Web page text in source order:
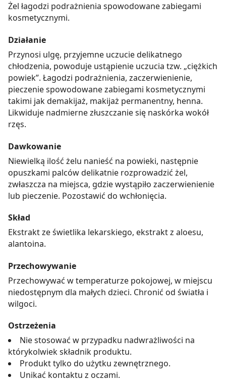
Żel łagodzi podrażnienia spowodowane zabiegami
kosmetycznymi.
Działanie
Przynosi ulgę, przyjemne uczucie delikatnego
chłodzenia, powoduje ustąpienie uczucia tzw. „ciężkich
powiek”. Łagodzi podrażnienia, zaczerwienienie,
pieczenie spowodowane zabiegami kosmetycznymi
takimi jak demakijaż, makijaż permanentny, henna.
Likwiduje nadmierne złuszczanie się naskórka wokół
rzęs.
Dawkowanie
Niewielką ilość żelu nanieść na powieki, następnie
opuszkami palców delikatnie rozprowadzić żel,
zwłaszcza na miejsca, gdzie wystąpiło zaczerwienienie
lub pieczenie. Pozostawić do wchłonięcia.
Skład
Ekstrakt ze świetlika lekarskiego, ekstrakt z aloesu,
alantoina.
Przechowywanie
Przechowywać w temperaturze pokojowej, w miejscu
niedostępnym dla małych dzieci. Chronić od światła i
wilgoci.
Ostrzeżenia
Nie stosować w przypadku nadwrażliwości na
którykolwiek składnik produktu.
Produkt tylko do użytku zewnętrznego.
Unikać kontaktu z oczami.